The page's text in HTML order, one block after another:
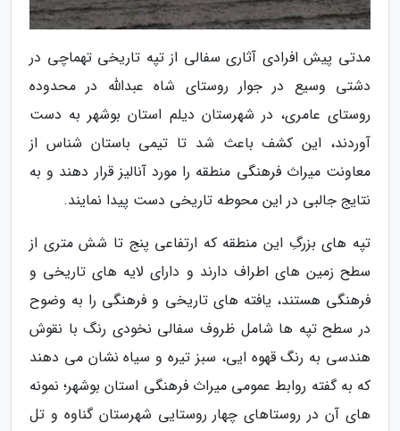
مدتی پیش افرادی آثاری سفالی از تپه تاریخی تهماچی در
دشتی وسیع در جوار روستای شاه عبدالله در محدوده
روستای عامری، در شهرستان دیلم استان بوشهر به دست
آوردند، این کشف باعث شد تا تیمی باستان شناس از
معاونت میراث فرهنگی منطقه را مورد آنالیز قرار دهند و به
نتایج جالبی در این محوطه تاریخی دست پیدا نمایند.
تپه های بزرگِ این منطقه که ارتفاعی پنج تا شش متری از
سطح زمین های اطراف دارند و دارای لایه های تاریخی و
فرهنگی هستند، یافته های تاریخی و فرهنگی را به وضوح
در سطح تپه ها شامل ظروف سفالی نخودی رنگ با نقوش
هندسی به رنگ قهوه ایی، سبز تیره و سیاه نشان می دهند
که به گفته روابط عمومی میراث فرهنگی استان بوشهر؛ نمونه
های آن در روستاهای چهار روستایی شهرستان گناوه و تل